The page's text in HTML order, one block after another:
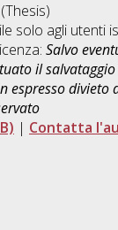
solo agli utenti
Salvo
il
espresso
| Contatta